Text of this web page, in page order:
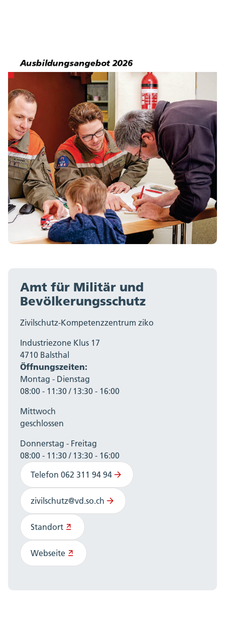
Amt für Militär und
Bevölkerungsschutz
Zivilschutz-Kompetenzzentrum ziko
Industriezone Klus 17
4710 Balsthal
Öffnungszeiten:
Montag - Dienstag
08:00 - 11:30 / 13:30 - 16:00
Mittwoch
geschlossen
Donnerstag - Freitag
08:00 - 11:30 / 13:30 - 16:00
Telefon 062 311 94 94
zivilschutz@vd.so.ch
Standort
Webseite